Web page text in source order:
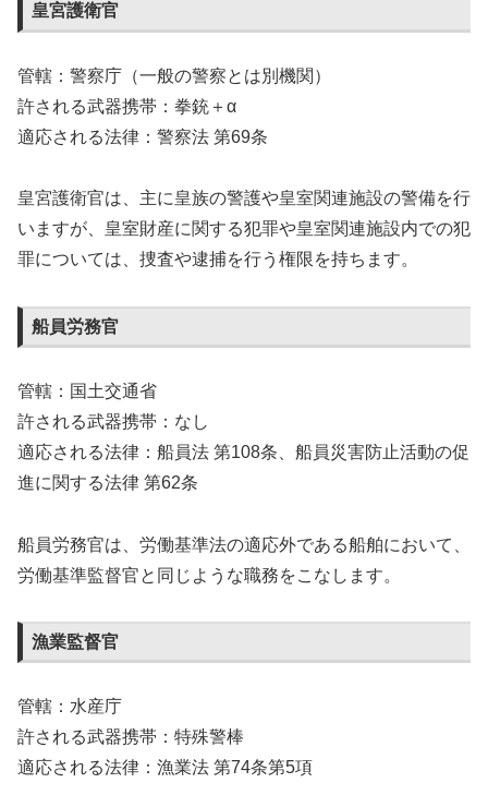
皇宮護衛官
管轄：警察庁（一般の警察とは別機関）
許される武器携帯：拳銃＋α
適応される法律：警察法 第69条
皇宮護衛官は、主に皇族の警護や皇室関連施設の警備を行
いますが、皇室財産に関する犯罪や皇室関連施設内での犯
罪については、捜査や逮捕を行う権限を持ちます。
船員労務官
管轄：国土交通省
許される武器携帯：なし
適応される法律：船員法 第108条、船員災害防止活動の促
進に関する法律 第62条
船員労務官は、労働基準法の適応外である船舶において、
労働基準監督官と同じような職務をこなします。
漁業監督官
管轄：水産庁
許される武器携帯：特殊警棒
適応される法律：漁業法 第74条第5項